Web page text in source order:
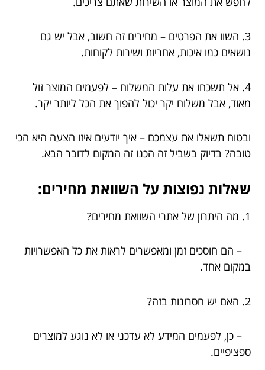
3. השוו את הפרטים – מחירים זה חשוב, אבל יש גם
נושאים כמו איכות, אחריות ושירות לקוחות.
4. אל תשכחו את עלות המשלוח – לפעמים המוצר זול
מאוד, אבל משלוח יקר יכול להפוך את הכל ליותר יקר.
ובטוח תשאלו את עצמכם – איך יודעים איזו הצעה היא הכי
טובה? בדיוק בשביל זה הכנו זה המקום לדובר הבא.
שאלות נפוצות על השוואת מחירים:
1. מה היתרון של אתרי השוואת מחירים?
– הם חוסכים זמן ומאפשרים לראות את כל האפשרויות
במקום אחד.
2. האם יש חסרונות בזה?
– כן, לפעמים המידע לא עדכני או לא נוגע למוצרים
ספציפיים.